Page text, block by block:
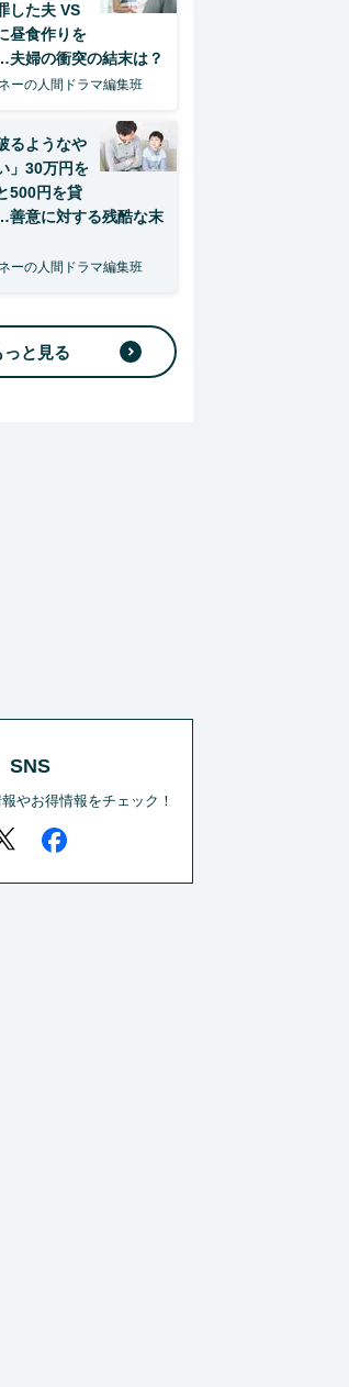
した夫 VS
昼食作りを
婦の衝突の結末は？
ーの人間ドラマ編集班
るようなや
」30万円を
500円を貸
善意に対する残酷な末
ーの人間ドラマ編集班
っと見る
SNS
やお得情報をチェック！